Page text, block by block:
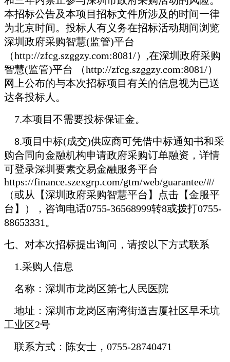
本招标公告及本项目招标文件所涉及的时间一律
为北京时间。投标人有义务在招标活动期间浏览
深圳政府采购智慧(监管)平台
（http://zfcg.szggzy.com:8081/）,在深圳政府采购
智慧(监管)平台 （http://zfcg.szggzy.com:8081/）
网上公布的与本次招标项目有关的信息视为已送
达各投标人。
7.本项目不需要投标保证金。
8.项目中标(成交)供应商可凭借中标通知书和采
购合同向金融机构申请政府采购订单融资，详情
可登录深圳要素交易金融服务平台
https://finance.szexgrp.com/gtm/web/guarantee/#/
（或从【深圳政府采购智慧平台】点击【金服平
台】），咨询电话0755-36568999转8或拨打0755-
88653331。
七、对本次招标提出询问，请按以下方式联系
1.采购人信息
名称：深圳市龙岗区第七人民医院
地址：深圳市龙岗区南湾街道吉厦社区早禾坑
工业区2号
联系方式：陈女士，0755-28740471